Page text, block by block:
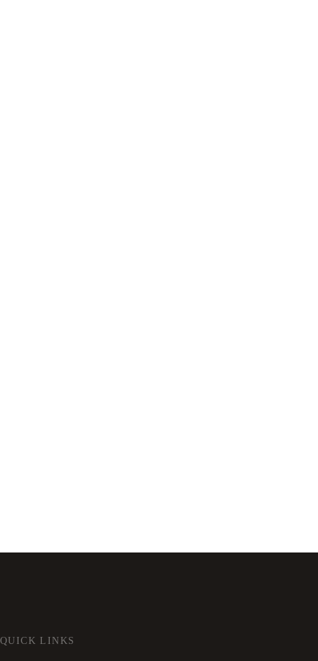
QUICK LINKS